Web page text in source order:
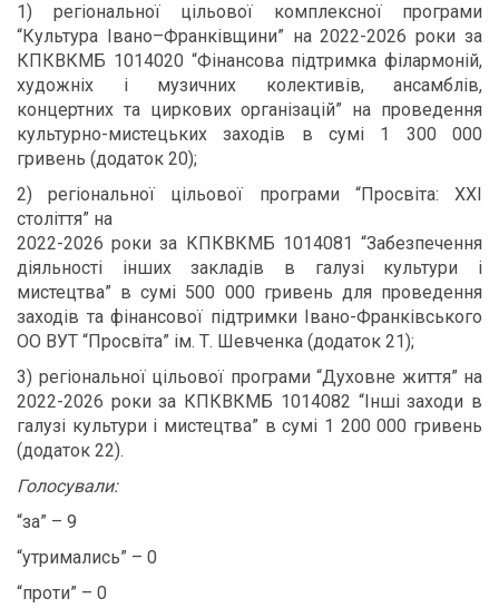
1) регіональної цільової комплексної програми
“Культура Івано–Франківщини” на 2022-2026 роки за
КПКВКМБ 1014020 “Фінансова підтримка філармоній,
художніх і музичних колективів, ансамблів,
концертних та циркових організацій” на проведення
культурно-мистецьких заходів в сумі 1 300 000
гривень (додаток 20);
2) регіональної цільової програми “Просвіта: ХХІ
століття” на
2022-2026 роки за КПКВКМБ 1014081 “Забезпечення
діяльності інших закладів в галузі культури і
мистецтва” в сумі 500 000 гривень для проведення
заходів та фінансової підтримки Івано-Франківського
ОО ВУТ “Просвіта” ім. Т. Шевченка (додаток 21);
3) регіональної цільової програми “Духовне життя” на
2022-2026 роки за КПКВКМБ 1014082 “Інші заходи в
галузі культури і мистецтва” в сумі 1 200 000 гривень
(додаток 22).
Голосували:
“за” – 9
“утримались” – 0
“проти” – 0